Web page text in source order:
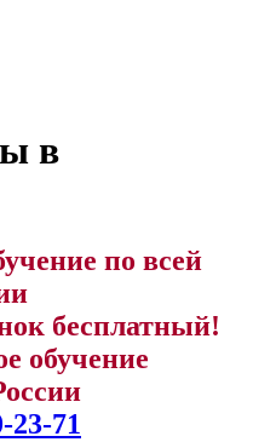
в
по всей
бесплатный!
обучение
23-71